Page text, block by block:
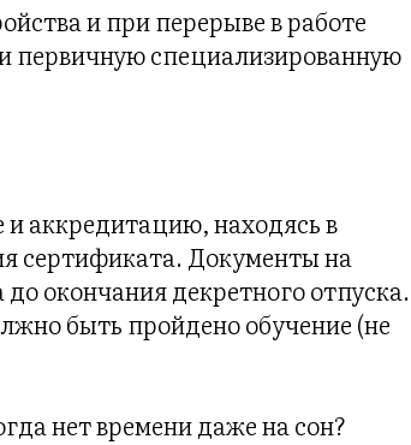
и при перерыве в работе
первичную специализированную
и аккредитацию, находясь в
сертификата. Документы на
окончания декретного отпуска.
быть пройдено обучение (не
нет времени даже на сон?